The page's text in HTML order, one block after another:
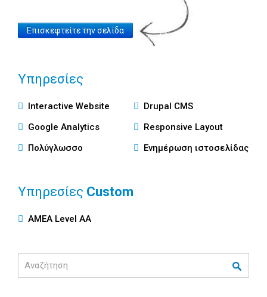
Website
Επισκεφτείτε την σελίδα
Υπηρεσίες
Υπηρεσίες
Interactive Website
Drupal CMS
Google Analytics
Responsive Layout
Πολύγλωσσο
Ενημέρωση ιστοσελίδας
Υπηρεσίες Custom
Custom
ΑΜΕΑ Level AA